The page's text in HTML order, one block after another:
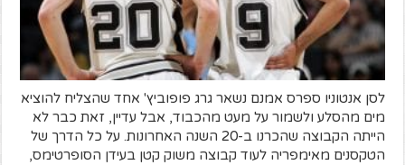
לסן אנטוניו ספרס אמנם נשאר גרג פופוביץ' אחד שהצליח להוציא
מים מהסלע ולשמור על מעט מהכבוד, אבל עדיין, זאת כבר לא
הייתה הקבוצה שהכרנו ב-20 השנה האחרונות. על כל הדרך של
הטקסנים מאימפריה לעוד קבוצה משוק קטן בעידן הסופרטימס,